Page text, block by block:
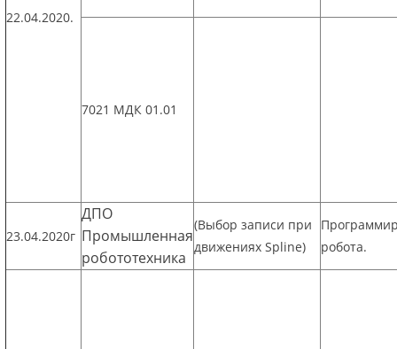
22.04.2020.
7021 МДК 01.01
23.04.2020г
ДПО
Промышленная
робототехника
(Выбор записи при
движениях Spline)
робота.